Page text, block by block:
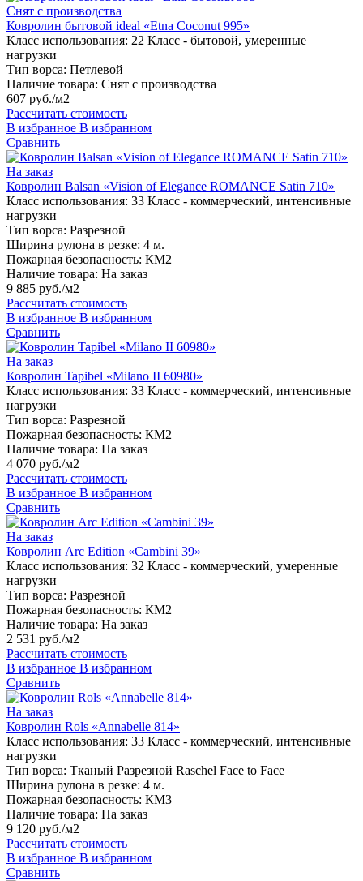
Снят с производства
Ковролин бытовой ideal «Etna Coconut 995»
Класс использования: 22 Класс - бытовой, умеренные
нагрузки
Тип ворса: Петлевой
Наличие товара: Снят с производства
607 руб./м2
Рассчитать стоимость
В избранное В избранном
Сравнить
На заказ
Ковролин Balsan «Vision of Elegance ROMANCE Satin 710»
Класс использования: 33 Класс - коммерческий, интенсивные
нагрузки
Тип ворса: Разрезной
Ширина рулона в резке: 4 м.
Пожарная безопасность: КМ2
Наличие товара: На заказ
9 885 руб./м2
Рассчитать стоимость
В избранное В избранном
Сравнить
На заказ
Ковролин Tapibel «Milano II 60980»
Класс использования: 33 Класс - коммерческий, интенсивные
нагрузки
Тип ворса: Разрезной
Пожарная безопасность: КМ2
Наличие товара: На заказ
4 070 руб./м2
Рассчитать стоимость
В избранное В избранном
Сравнить
На заказ
Ковролин Arc Edition «Cambini 39»
Класс использования: 32 Класс - коммерческий, умеренные
нагрузки
Тип ворса: Разрезной
Пожарная безопасность: КМ2
Наличие товара: На заказ
2 531 руб./м2
Рассчитать стоимость
В избранное В избранном
Сравнить
На заказ
Ковролин Rols «Annabelle 814»
Класс использования: 33 Класс - коммерческий, интенсивные
нагрузки
Тип ворса: Тканый Разрезной Raschel Face to Face
Ширина рулона в резке: 4 м.
Пожарная безопасность: КМ3
Наличие товара: На заказ
9 120 руб./м2
Рассчитать стоимость
В избранное В избранном
Сравнить